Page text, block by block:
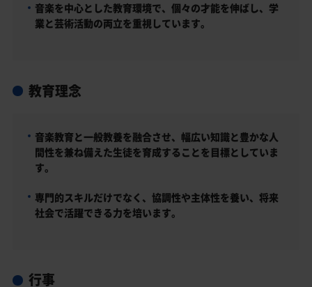
音楽を中心とした教育環境で、個々の才能を伸ばし、学
業と芸術活動の両立を重視しています。
教育理念
音楽教育と一般教養を融合させ、幅広い知識と豊かな人
間性を兼ね備えた生徒を育成することを目標としていま
す。
専門的スキルだけでなく、協調性や主体性を養い、将来
社会で活躍できる力を培います。
行事